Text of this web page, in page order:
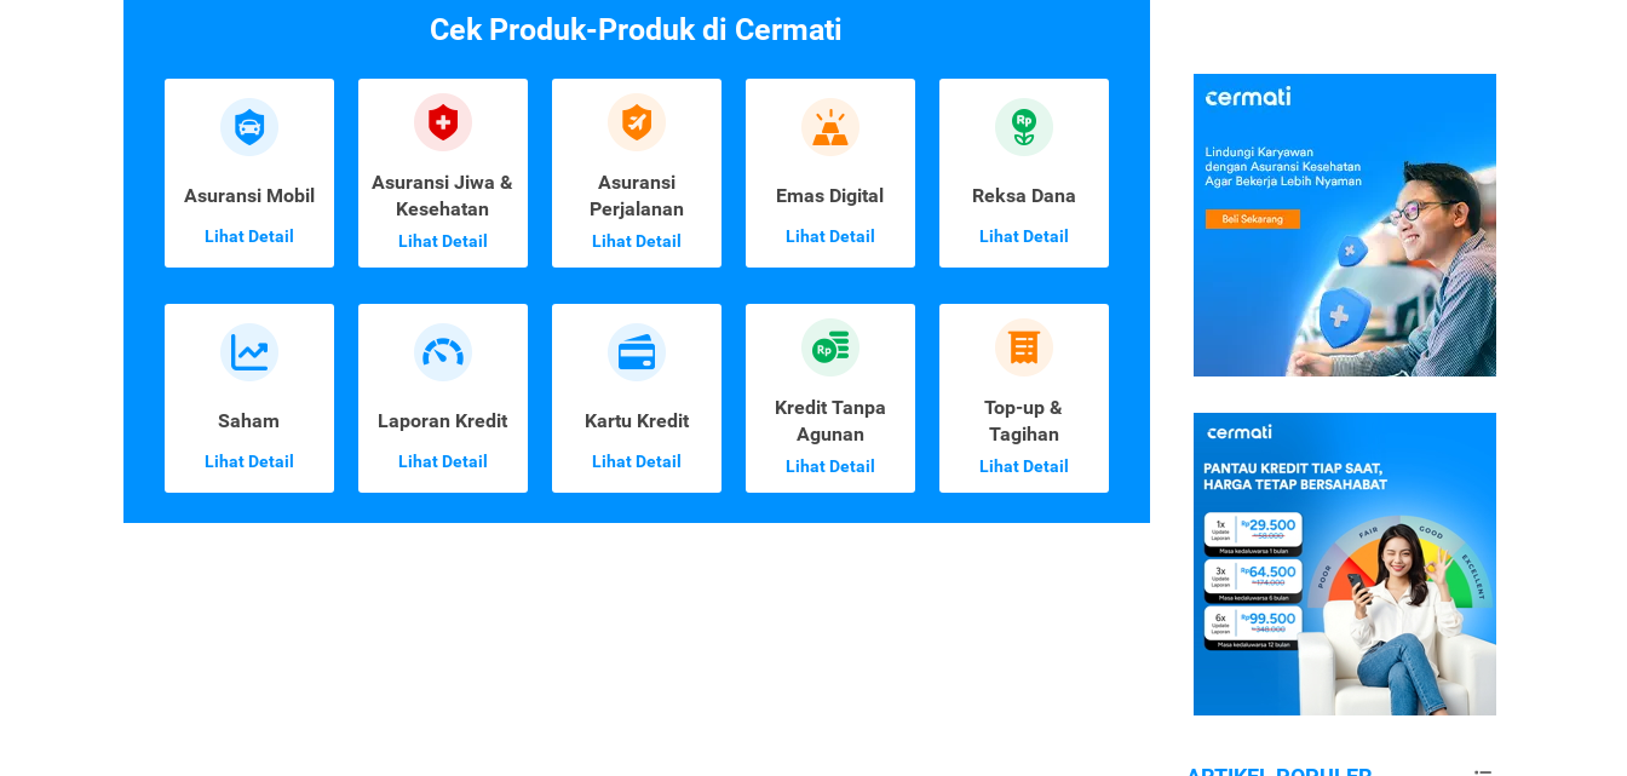
Cek Produk-Produk di Cermati
Asuransi Mobil
Lihat Detail
Asuransi Jiwa &
Kesehatan
Lihat Detail
Asuransi
Perjalanan
Lihat Detail
Emas Digital
Lihat Detail
Reksa Dana
Lihat Detail
Saham
Lihat Detail
Laporan Kredit
Lihat Detail
Kartu Kredit
Lihat Detail
Kredit Tanpa
Agunan
Lihat Detail
Top-up &
Tagihan
Lihat Detail